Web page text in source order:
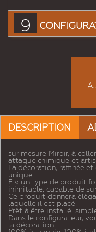
9
DESCRIPTION
sur mesure Miroir, à
attaque chimique et
La décoration, raffinée
unique.
E « un type de produit
inimitable, capable de
Ce produit donnera
laquelle il est placé.
Prêt à être installé.
Dans le configurateur,
la décoration.